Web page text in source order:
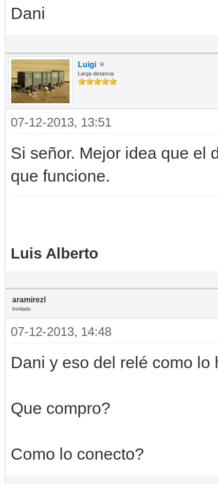
Dani
Luigi
Larga distancia
07-12-2013, 13:51
Si señor. Mejor idea que el
que funcione.
Luis Alberto
aramirezl
Invitado
07-12-2013, 14:48
Dani y eso del relé como lo
Que compro?
Como lo conecto?